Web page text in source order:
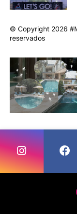
© Copyright 2026
reservados